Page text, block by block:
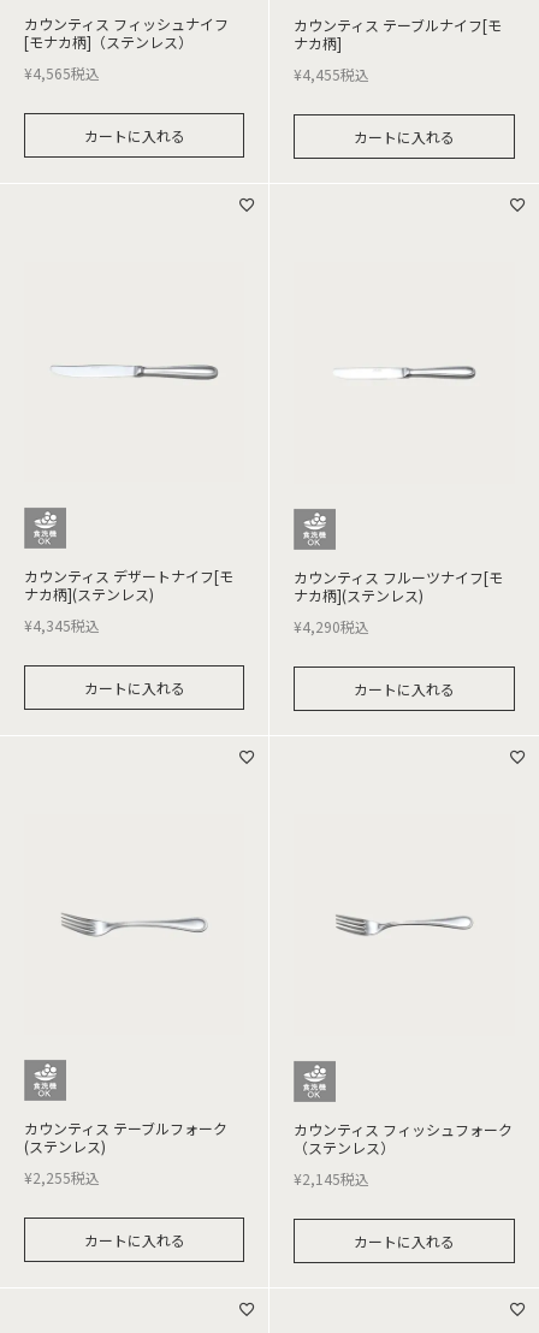
カウンティス フィッシュナイフ
[モナカ柄]（ステンレス）
¥4,565税込
カートに入れる
カウンティス テーブルナイフ[モ
ナカ柄]
¥4,455税込
カートに入れる
カウンティス デザートナイフ[モ
ナカ柄](ステンレス)
¥4,345税込
カートに入れる
カウンティス フルーツナイフ[モ
ナカ柄](ステンレス)
¥4,290税込
カートに入れる
カウンティス テーブルフォーク
(ステンレス)
¥2,255税込
カートに入れる
カウンティス フィッシュフォーク
（ステンレス）
¥2,145税込
カートに入れる